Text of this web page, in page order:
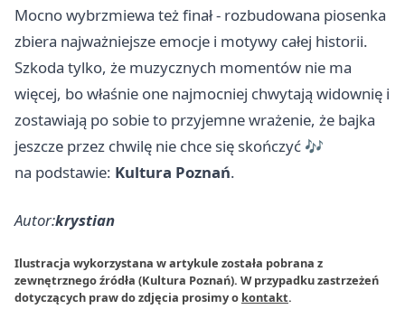
Mocno wybrzmiewa też finał - rozbudowana piosenka
zbiera najważniejsze emocje i motywy całej historii.
Szkoda tylko, że muzycznych momentów nie ma
więcej, bo właśnie one najmocniej chwytają widownię i
zostawiają po sobie to przyjemne wrażenie, że bajka
jeszcze przez chwilę nie chce się skończyć 🎶
na podstawie: Kultura Poznań.
Autor:krystian
Ilustracja wykorzystana w artykule została pobrana z
zewnętrznego źródła (Kultura Poznań). W przypadku zastrzeżeń
dotyczących praw do zdjęcia prosimy o kontakt.